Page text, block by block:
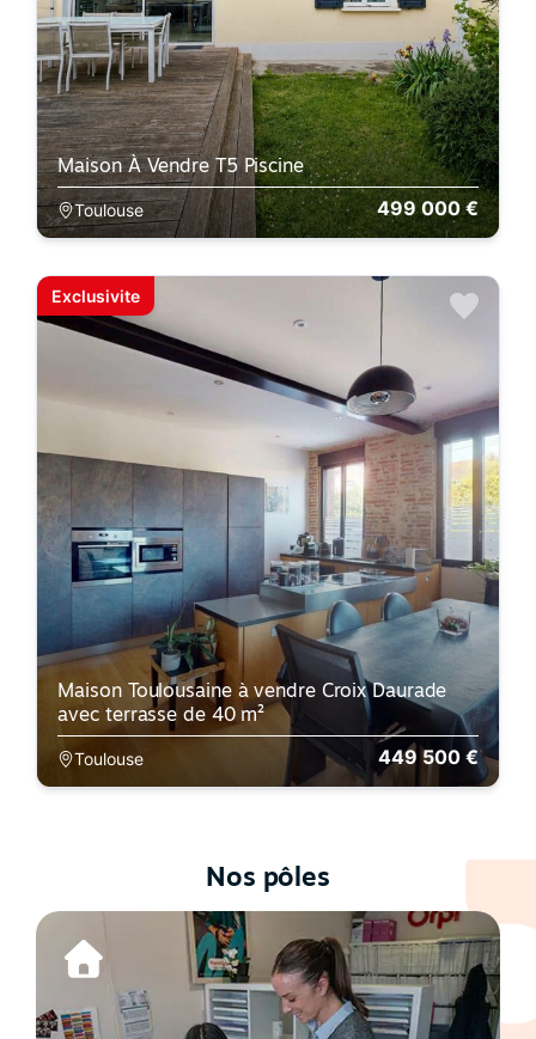
499 000 €
Maison À Vendre T5 Piscine
Toulouse
Exclusivite
449 500 €
Maison Toulousaine à vendre Croix Daurade
avec terrasse de 40 m²
Toulouse
Nos pôles